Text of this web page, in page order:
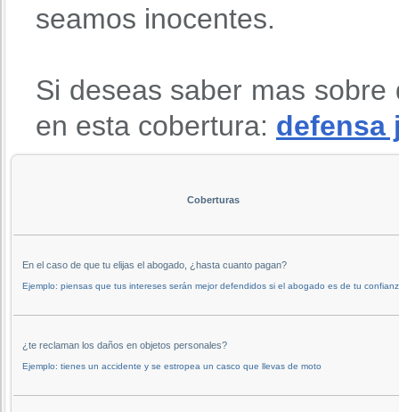
seamos inocentes.
Si deseas saber mas
en esta cobertura: defensa
Coberturas
En el caso de que tu elijas el abogado, ¿hasta cuanto pagan?
Ejemplo: piensas que tus intereses serán mejor defendidos si el abogado es de tu
¿te reclaman los daños en objetos personales?
Ejemplo: tienes un accidente y se estropea un casco que llevas de moto